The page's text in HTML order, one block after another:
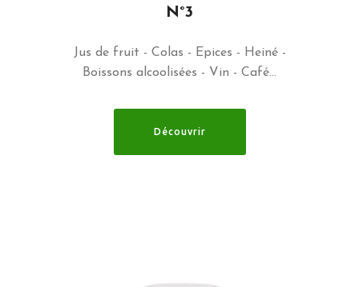
N°3
Jus de fruit - Colas - Epices - Heiné -
Boissons alcoolisées - Vin - Café…
Découvrir